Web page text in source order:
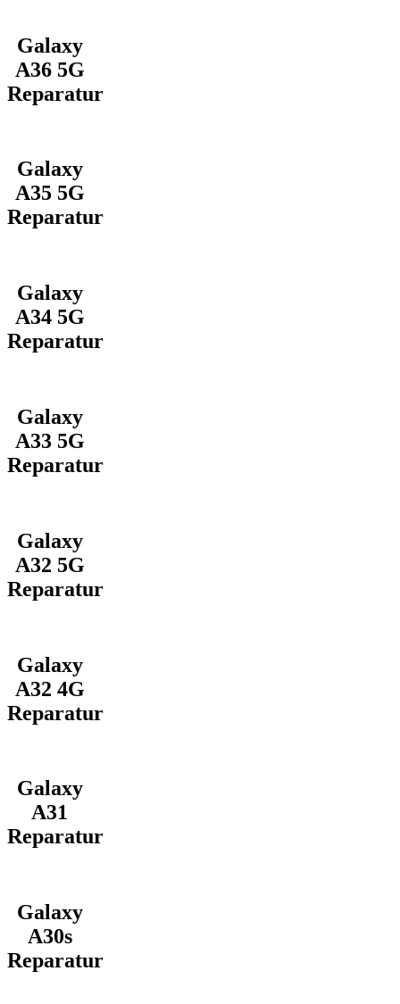
Galaxy
A36 5G
Reparatur
Galaxy
A35 5G
Reparatur
Galaxy
A34 5G
Reparatur
Galaxy
A33 5G
Reparatur
Galaxy
A32 5G
Reparatur
Galaxy
A32 4G
Reparatur
Galaxy
A31
Reparatur
Galaxy
A30s
Reparatur